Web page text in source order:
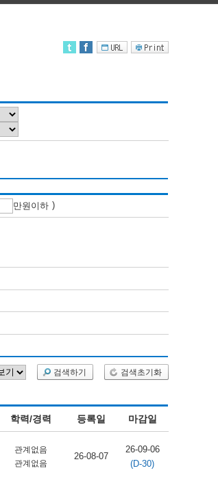
만원이하 )
검색하기 검색초기화
학력/경력 등록일 마감일
관계없음
관계없음
26-08-07
26-09-06
(D-30)